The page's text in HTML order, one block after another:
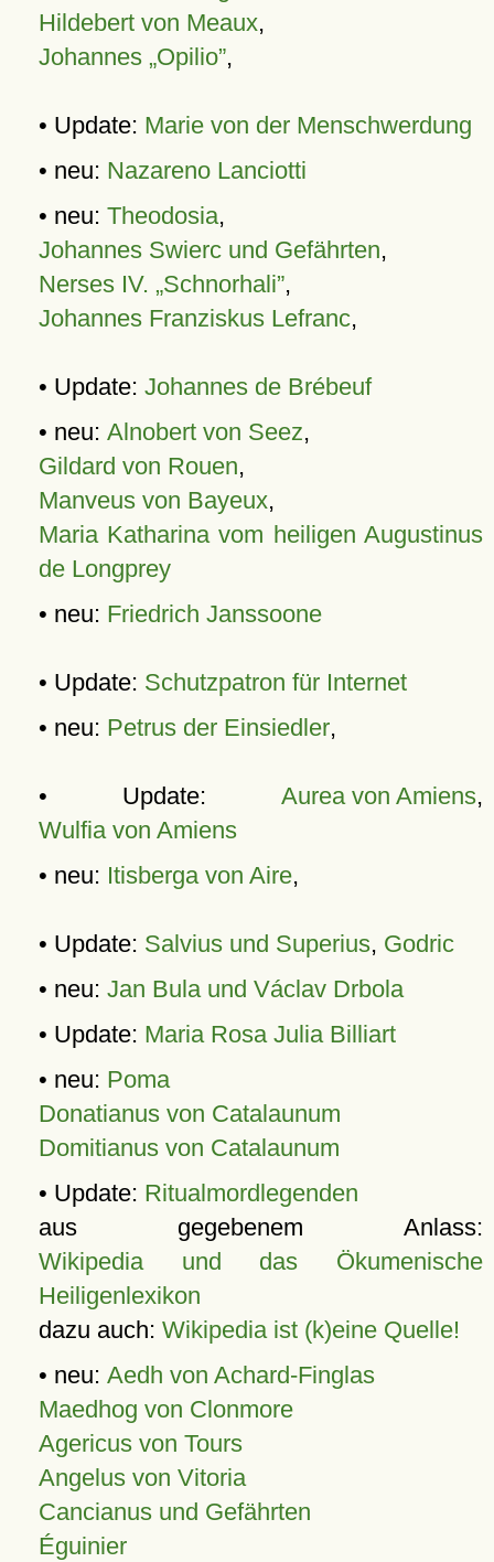
Hildebert von Meaux,
Johannes „Opilio”,
• Update: Marie von der Menschwerdung
• neu: Nazareno Lanciotti
• neu: Theodosia,
Johannes Swierc und Gefährten,
Nerses IV. „Schnorhali”,
Johannes Franziskus Lefranc,
• Update: Johannes de Brébeuf
• neu: Alnobert von Seez,
Gildard von Rouen,
Manveus von Bayeux,
Maria Katharina vom heiligen Augustinus
de Longprey
• neu: Friedrich Janssoone
• Update: Schutzpatron für Internet
• neu: Petrus der Einsiedler,
• Update: Aurea von Amiens,
Wulfia von Amiens
• neu: Itisberga von Aire,
• Update: Salvius und Superius, Godric
• neu: Jan Bula und Václav Drbola
• Update: Maria Rosa Julia Billiart
• neu: Poma
Donatianus von Catalaunum
Domitianus von Catalaunum
• Update: Ritualmordlegenden
aus gegebenem Anlass:
Wikipedia und das Ökumenische
Heiligenlexikon
dazu auch: Wikipedia ist (k)eine Quelle!
• neu: Aedh von Achard-Finglas
Maedhog von Clonmore
Agericus von Tours
Angelus von Vitoria
Cancianus und Gefährten
Éguinier